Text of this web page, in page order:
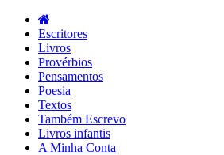
Escritores
Livros
Provérbios
Pensamentos
Poesia
Textos
Também Escrevo
Livros infantis
A Minha Conta